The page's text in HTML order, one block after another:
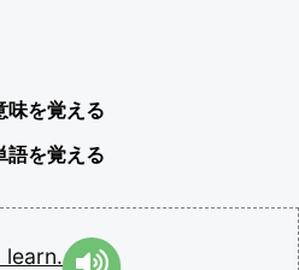
味を覚える
語を覚える
learn.